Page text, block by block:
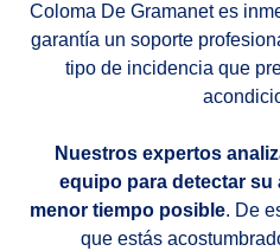
Coloma De Gramanet es
garantía un soporte
tipo de incidencia que
Nuestros expertos
equipo para detectar su
menor tiempo posible. De
que estás